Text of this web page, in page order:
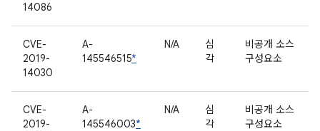
14086
CVE-
2019-
14030
A-
145546515*
N/A
심
각
비공개 소스
구성요소
CVE-
2019-
A-
145546003*
N/A
심
각
비공개 소스
구성요소